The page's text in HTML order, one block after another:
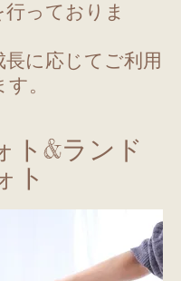
行っておりま
長に応じてご利用
。
ト&ランド
ト